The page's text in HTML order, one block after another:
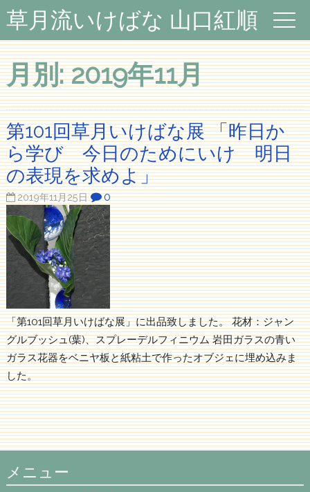
草月流いけばな 山口紅順
月別: 2019年11月
第101回草月いけばな展 「昨日か
ら学び 今日のためにいけ 明日
の表現を求めよ」
2019年11月25日 0
「第101回草月いけばな展」に出品致しました。 花材：ジャン
グルブッシュ(葉)、スプレーデルフィニウム 岩田ガラスの青い
ガラス花器をベニヤ板と紙粘土で作ったオブジェに埋め込みま
した。
メニュー